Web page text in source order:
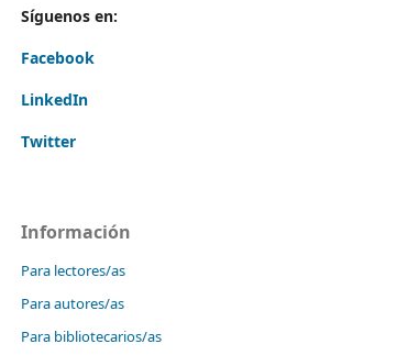
Síguenos en:
Facebook
LinkedIn
Twitter
Información
Para lectores/as
Para autores/as
Para bibliotecarios/as